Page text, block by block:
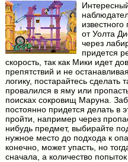
от Уолта
через
придется
скорость, так как Мики идет
препятствий и не
логику, постарайтесь сделать
провалился в яму или
поисках сокровищ Маруна.
постоянно придется делать в
пройти, например через
нибудь предмет, выбирайте
нужное место до подхода к
конечно, может упасть, но
сначала, а количество попыток